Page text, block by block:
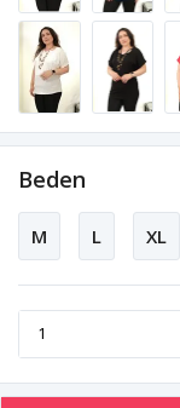
Beden
M L XL